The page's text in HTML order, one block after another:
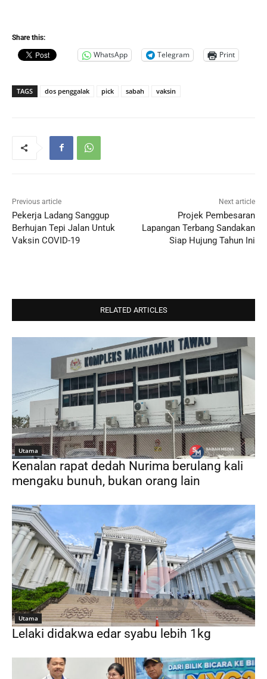
Share this:
WhatsApp Telegram Print
TAGS dos penggalak pick sabah vaksin
Previous article
Pekerja Ladang Sanggup
Berhujan Tepi Jalan Untuk
Vaksin COVID-19
Next article
Projek Pembesaran
Lapangan Terbang Sandakan
Siap Hujung Tahun Ini
RELATED ARTICLES
Utama
Kenalan rapat dedah Nurima berulang kali
mengaku bunuh, bukan orang lain
Utama
Lelaki didakwa edar syabu lebih 1kg